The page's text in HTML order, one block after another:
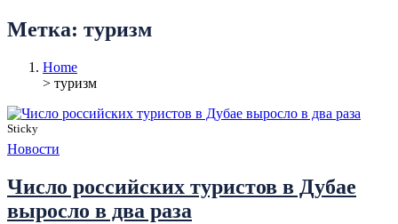
Метка: туризм
Home
> туризм
Sticky
Новости
Число российских туристов в Дубае
выросло в два раза